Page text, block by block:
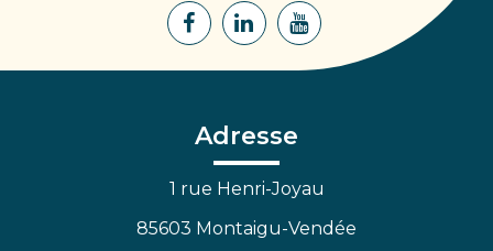
Lien
Facebook
Lien
Lien
Adresse
1 rue Henri-Joyau
85603 Montaigu-Vendée